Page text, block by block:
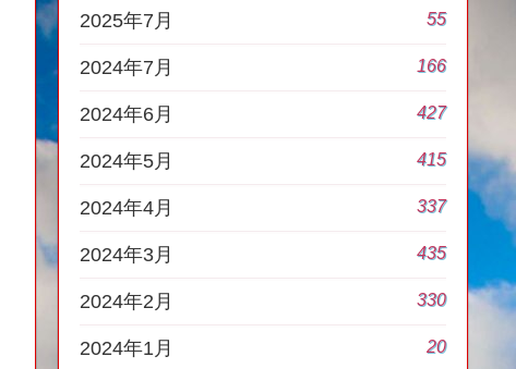
2025年7月 55
2024年7月 166
2024年6月 427
2024年5月 415
2024年4月 337
2024年3月 435
2024年2月 330
2024年1月 20